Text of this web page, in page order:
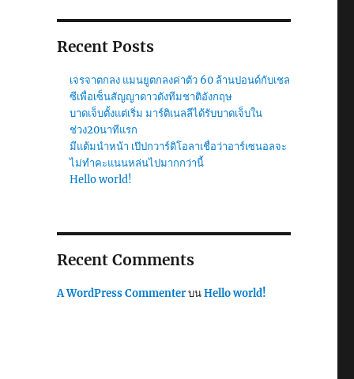
Recent Posts
เจรจาตกลง แมนยูตกลงค่าตัว 60 ล้านปอนด์กับเชล
ซีเพื่อเซ็นสัญญาดาวดังทีมชาติอังกฤษ
บาดเจ็บตั้งแต่เริ่ม มาร์ติเนลลีได้รับบาดเจ็บใน
ช่วง20นาทีแรก
มีแต้มนำหน้า เป๊ปกวาร์ดิโอลาเชื่อว่าอาร์เซนอลจะ
ไม่ทำคะแนนหล่นไปมากกว่านี้
Hello world!
Recent Comments
A WordPress CommenterบนHello world!